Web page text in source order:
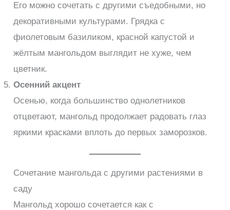
Его можно сочетать с другими съедобными, но
декоративными культурами. Грядка с
фиолетовым базиликом, красной капустой и
жёлтым мангольдом выглядит не хуже, чем
цветник.
Осенний акцент
Осенью, когда большинство однолетников
отцветают, мангольд продолжает радовать глаз
яркими красками вплоть до первых заморозков.
Сочетание мангольда с другими растениями в
саду
Мангольд хорошо сочетается как с